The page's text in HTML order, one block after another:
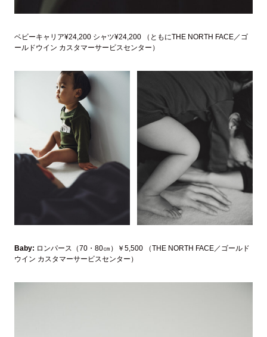
ベビーキャリア¥24,200 シャツ¥24,200 （ともにTHE NORTH FACE／ゴ
ールドウイン カスタマーサービスセンター）
Baby: ロンパース（70・80㎝）￥5,500 （THE NORTH FACE／ゴールド
ウイン カスタマーサービスセンター）